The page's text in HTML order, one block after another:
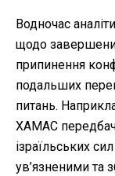
Водночас
щодо
припинення
подальших
питань.
ХАМАС
ізраїльських
ув’язненими та